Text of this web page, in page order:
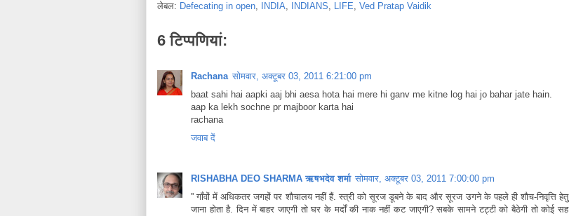
लेबल: Defecating in open, INDIA, INDIANS, LIFE, Ved Pratap Vaidik
6 टिप्‍पणियां:
Rachana सोमवार, अक्टूबर 03, 2011 6:21:00 pm
baat sahi hai aapki aaj bhi aesa hota hai mere hi ganv me kitne log hai jo bahar jate hain.
aap ka lekh sochne pr majboor karta hai
rachana
जवाब दें
RISHABHA DEO SHARMA ऋषभदेव शर्मा सोमवार, अक्टूबर 03, 2011 7:00:00 pm
'' गाँवों में अधिकतर जगहों पर शौचालय नहीं हैं. स्त्री को सूरज डूबने के बाद और सूरज उगने के पहले ही शौच-निवृत्ति हेतु
जाना होता है. दिन में बाहर जाएगी तो घर के मर्दों की नाक नहीं कट जाएगी? सबके सामने टट्टी को बैठेगी तो कोई सह